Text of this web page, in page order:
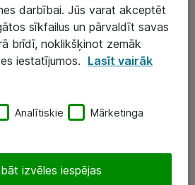
darbībai. Jūs varat akceptēt
sīkfailus un pārvaldīt savas
brīdī, noklikšķinot zemāk
iestatījumos. Lasīt vairāk
Analītiskie Mārketinga
izvēles iespējas